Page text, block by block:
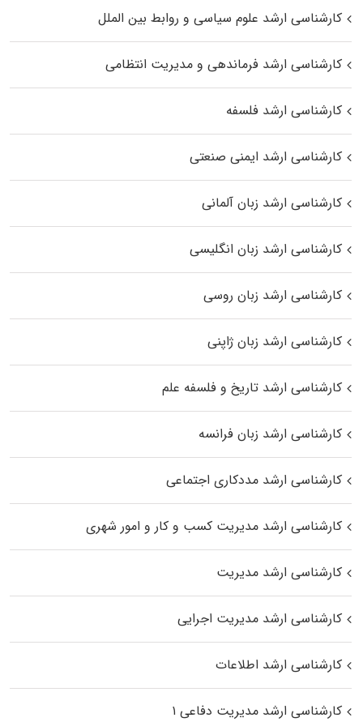
کارشناسی ارشد علوم سیاسی و روابط بین الملل
کارشناسی ارشد فرماندهی و مدیریت انتظامی
کارشناسی ارشد فلسفه
کارشناسی ارشد ایمنی صنعتی
کارشناسی ارشد زبان آلمانی
کارشناسی ارشد زبان انگلیسی
کارشناسی ارشد زبان روسی
کارشناسی ارشد زبان ژاپنی
کارشناسی ارشد تاریخ و فلسفه علم
کارشناسی ارشد زبان فرانسه
کارشناسی ارشد مددکاری اجتماعی
کارشناسی ارشد مدیریت کسب و کار و امور شهری
کارشناسی ارشد مدیریت
کارشناسی ارشد مدیریت اجرایی
کارشناسی ارشد اطلاعات
کارشناسی ارشد مدیریت دفاعی ۱